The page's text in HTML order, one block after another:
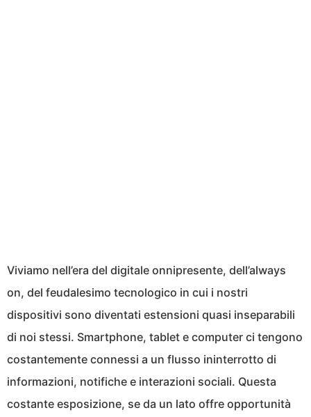
Viviamo nell’era del digitale onnipresente, dell’always
on, del feudalesimo tecnologico in cui i nostri
dispositivi sono diventati estensioni quasi inseparabili
di noi stessi. Smartphone, tablet e computer ci tengono
costantemente connessi a un flusso ininterrotto di
informazioni, notifiche e interazioni sociali. Questa
costante esposizione, se da un lato offre opportunità